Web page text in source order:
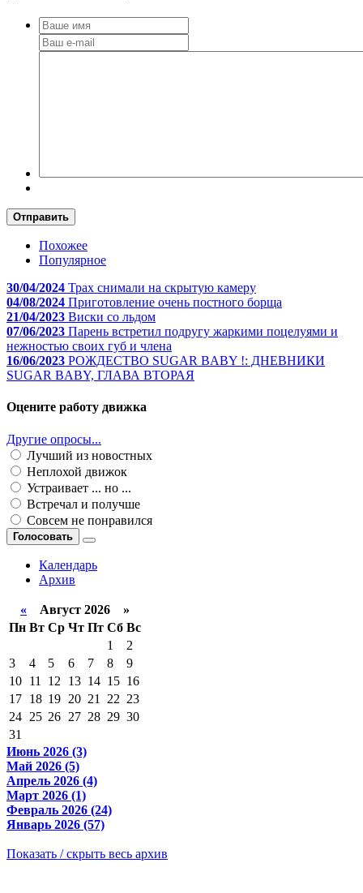
Отправить
Похожее
Популярное
30/04/2024 Трах снимали на скрытую камеру
04/08/2024 Приготовление очень постного борща
21/04/2023 Виски со льдом
07/06/2023 Парень встретил подругу жаркими поцелуями и
нежностью своих губ и члена
16/06/2023 РОЖДЕСТВО SUGAR BABY !: ДНЕВНИКИ
SUGAR BABY, ГЛАВА ВТОРАЯ
Оцените работу движка
Другие опросы...
Лучший из новостных
Неплохой движок
Устраивает ... но ...
Встречал и получше
Совсем не понравился
Голосовать
Календарь
Архив
« Август 2026 »
Пн Вт Ср Чт Пт Сб Вс
1
2
3
4 5 6 7 8
9
10 11 12 13 14 15 16
17 18 19 20 21 22 23
24 25 26 27 28 29 30
31
Июнь 2026 (3)
Май 2026 (5)
Апрель 2026 (4)
Март 2026 (1)
Февраль 2026 (24)
Январь 2026 (57)
Показать / скрыть весь архив